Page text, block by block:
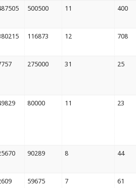
500500 11 400
116873 12 708
275000 31 25
80000 11 23
90289 8 44
59675 7 61